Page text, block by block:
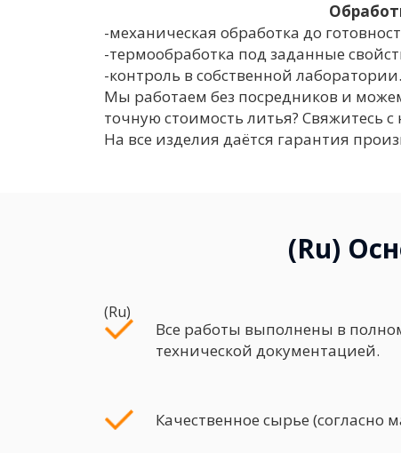
-механическая обработка до
-термообработка под заданные
-контроль в собственной лаборатории.
Мы работаем без посредников и
точную стоимость литья? Свяжитесь
На все изделия даётся гарантия
(Ru)
(Ru)
Все работы выполнены в
технической документацией.
Качественное сырье (согласно